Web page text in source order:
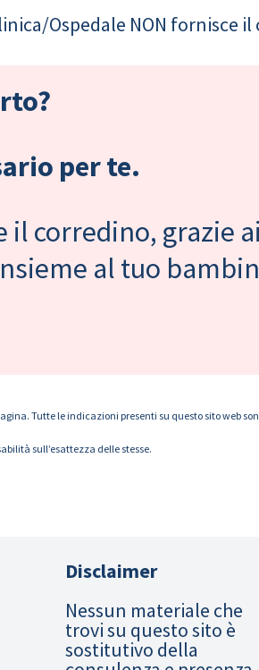
Ospedale NON fornisce
per te.
il corredino, grazie
al tuo
Tutte le indicazioni presenti su questo sito web
sull’esattezza delle stesse.
Disclaimer
Nessun materiale che
trovi su questo sito è
sostitutivo della